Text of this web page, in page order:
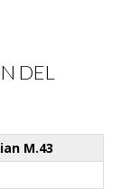
DEL
M.43